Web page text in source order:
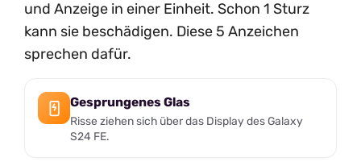
und Anzeige in einer Einheit. Schon 1 Sturz
kann sie beschädigen. Diese 5 Anzeichen
sprechen dafür.
Gesprungenes Glas
Risse ziehen sich über das Display des Galaxy
S24 FE.